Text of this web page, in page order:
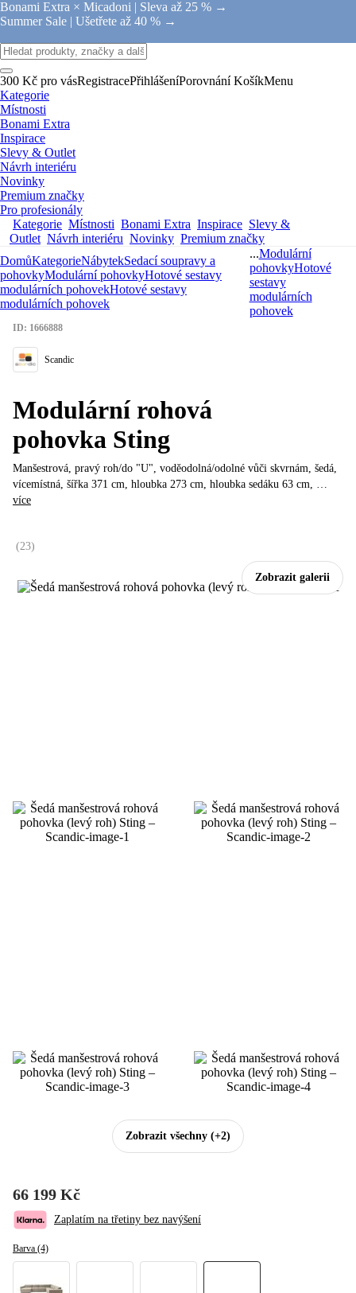
Bonami Extra × Micadoni | Sleva až 25 % →
Summer Sale | Ušetřete až 40 % →
300 Kč pro vásRegistracePřihlášeníPorovnání KošíkMenu
Kategorie
Místnosti
Bonami Extra
Inspirace
Slevy & Outlet
Návrh interiéru
Novinky
Premium značky
Pro profesionály
Kategorie Místnosti Bonami Extra Inspirace Slevy &
Outlet Návrh interiéru Novinky Premium značky
DomůKategorieNábytekSedací soupravy a
pohovkyModulární pohovkyHotové sestavy
modulárních pohovekHotové sestavy
modulárních pohovek
...Modulární
pohovkyHotové
sestavy
modulárních
pohovek
Zobrazit galerii
Zobrazit všechny (+2)
ID: 1666888
Scandic
Modulární rohová
pohovka Sting
Manšestrová, pravý roh/do "U", voděodolná/odolné vůči skvrnám, šedá,
vícemístná, šířka 371 cm, hloubka 273 cm, hloubka sedáku 63 cm, …
více
(23)
66 199 Kč
Zaplatím na třetiny bez navýšení
Barva (4)